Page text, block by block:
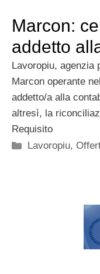
Marcon:
addetto
Lavoropiu, agenzia
Marcon operante
addetto/a alla
altresì, la
Requisito
Categorie
Lavoropiu,